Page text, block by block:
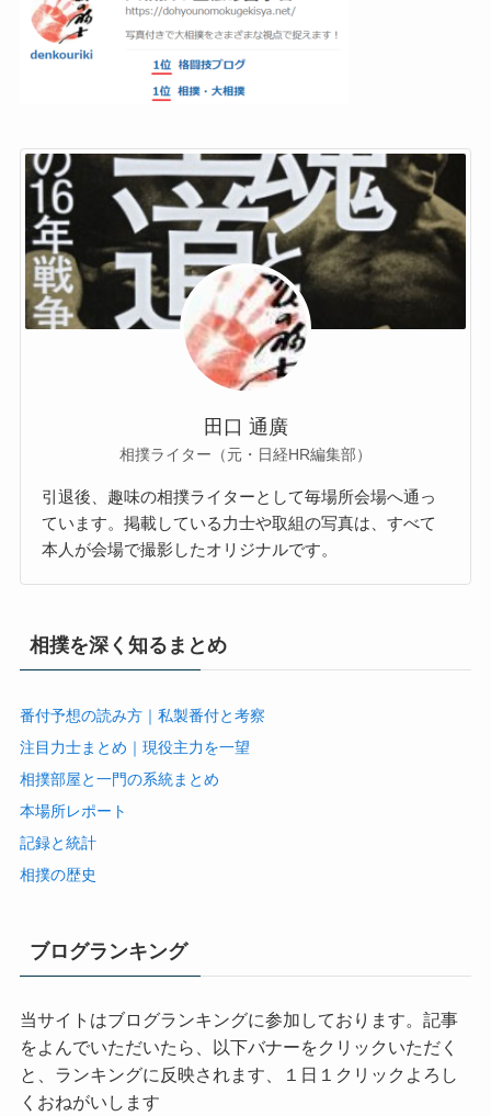
田口 通廣
相撲ライター（元・日経HR編集部）
引退後、趣味の相撲ライターとして毎場所会場へ通っ
ています。掲載している力士や取組の写真は、すべて
本人が会場で撮影したオリジナルです。
相撲を深く知るまとめ
番付予想の読み方｜私製番付と考察
注目力士まとめ｜現役主力を一望
相撲部屋と一門の系統まとめ
本場所レポート
記録と統計
相撲の歴史
ブログランキング
当サイトはブログランキングに参加しております。記事
をよんでいただいたら、以下バナーをクリックいただく
と、ランキングに反映されます、１日１クリックよろし
くおねがいします